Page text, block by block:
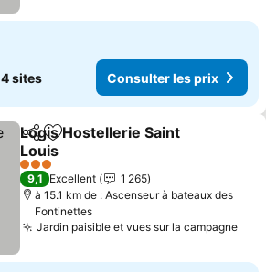
4 sites Consulter les prix
PartagerAjouter à mes favoris
Logis Hostellerie Saint
Louis
3 Étoiles
9,1 Excellent
1 265
à 15.1 km de : Ascenseur à bateaux des
Fontinettes
Jardin paisible et vues sur la campagne